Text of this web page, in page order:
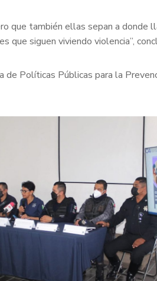
que también ellas sepan a donde
que siguen viviendo violencia”,
de Políticas Públicas para la